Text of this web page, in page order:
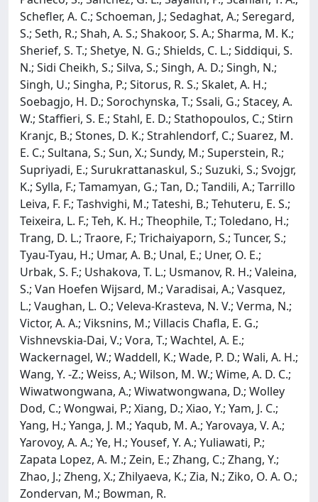
Schefler, A. C.; Schoeman, J.; Sedaghat, A.; Seregard,
S.; Seth, R.; Shah, A. S.; Shakoor, S. A.; Sharma, M. K.;
Sherief, S. T.; Shetye, N. G.; Shields, C. L.; Siddiqui, S.
N.; Sidi Cheikh, S.; Silva, S.; Singh, A. D.; Singh, N.;
Singh, U.; Singha, P.; Sitorus, R. S.; Skalet, A. H.;
Soebagjo, H. D.; Sorochynska, T.; Ssali, G.; Stacey, A.
W.; Staffieri, S. E.; Stahl, E. D.; Stathopoulos, C.; Stirn
Kranjc, B.; Stones, D. K.; Strahlendorf, C.; Suarez, M.
E. C.; Sultana, S.; Sun, X.; Sundy, M.; Superstein, R.;
Supriyadi, E.; Surukrattanaskul, S.; Suzuki, S.; Svojgr,
K.; Sylla, F.; Tamamyan, G.; Tan, D.; Tandili, A.; Tarrillo
Leiva, F. F.; Tashvighi, M.; Tateshi, B.; Tehuteru, E. S.;
Teixeira, L. F.; Teh, K. H.; Theophile, T.; Toledano, H.;
Trang, D. L.; Traore, F.; Trichaiyaporn, S.; Tuncer, S.;
Tyau-Tyau, H.; Umar, A. B.; Unal, E.; Uner, O. E.;
Urbak, S. F.; Ushakova, T. L.; Usmanov, R. H.; Valeina,
S.; Van Hoefen Wijsard, M.; Varadisai, A.; Vasquez,
L.; Vaughan, L. O.; Veleva-Krasteva, N. V.; Verma, N.;
Victor, A. A.; Viksnins, M.; Villacis Chafla, E. G.;
Vishnevskia-Dai, V.; Vora, T.; Wachtel, A. E.;
Wackernagel, W.; Waddell, K.; Wade, P. D.; Wali, A. H.;
Wang, Y. -Z.; Weiss, A.; Wilson, M. W.; Wime, A. D. C.;
Wiwatwongwana, A.; Wiwatwongwana, D.; Wolley
Dod, C.; Wongwai, P.; Xiang, D.; Xiao, Y.; Yam, J. C.;
Yang, H.; Yanga, J. M.; Yaqub, M. A.; Yarovaya, V. A.;
Yarovoy, A. A.; Ye, H.; Yousef, Y. A.; Yuliawati, P.;
Zapata Lopez, A. M.; Zein, E.; Zhang, C.; Zhang, Y.;
Zhao, J.; Zheng, X.; Zhilyaeva, K.; Zia, N.; Ziko, O. A. O.;
Zondervan, M.; Bowman, R.